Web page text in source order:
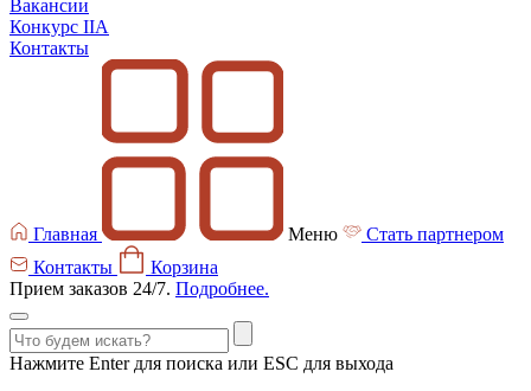
Вакансии
Конкурс IIA
Контакты
Главная Меню
Стать партнером
Контакты
Корзина
Прием заказов 24/7. Подробнее.
Нажмите Enter для поиска или ESC для выхода